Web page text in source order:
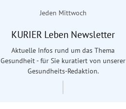
Jeden Mittwoch
KURIER Leben Newsletter
Aktuelle Infos rund um das Thema
Gesundheit - für Sie kuratiert von unserer
Gesundheits-Redaktion.